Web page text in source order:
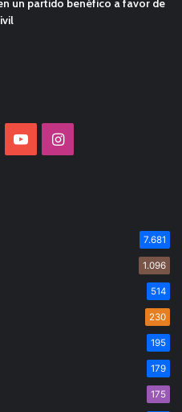
un partido benéfico a favor de
YouTubeInstagram
7.681
1.096
514
230
195
179
175